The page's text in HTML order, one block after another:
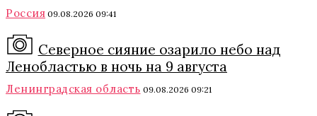
Россия 09.08.2026 09:41
Северное сияние озарило небо над
Ленобластью в ночь на 9 августа
Ленинградская область 09.08.2026 09:21